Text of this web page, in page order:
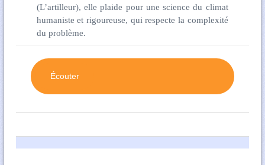
(L’artilleur), elle plaide pour une science du climat
humaniste et rigoureuse, qui respecte la complexité
du problème.
Écouter